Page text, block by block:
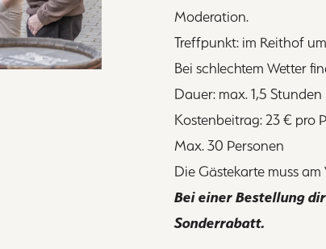
Moderation.
Treffpunkt: im Reithof
Bei schlechtem Wetter
Dauer: max. 1,5 Stunden
Kostenbeitrag: 23 € pro
Max. 30 Personen
Die Gästekarte muss
Bei einer Bestellung
Sonderrabatt.